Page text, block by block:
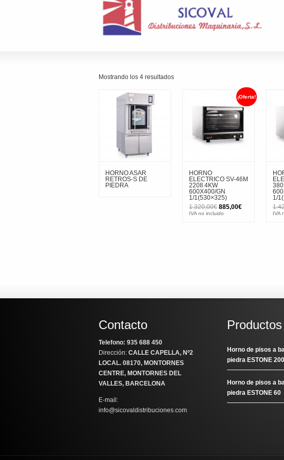
Mostrando los 4 resultados
HORNO ASAR
RETROS-S DE
PIEDRA
¡Oferta!
HORNO
ELECTRICO SV-46M
220II 4KW
600X400/GN
1/1(530×325)
1.320,00€ El
precio
885,00€El
IVA no incluido
1/
IVA
Contacto
Telefono: 935 688 450
Dirección: CALLE CAPELLA, Nº2
LOCAL. 08170, MONTORNES
CENTRE, MONTORNES DEL
VALLES, BARCELONA
E-mail:
info@sicovaldistribuciones.com
Productos
Horno de pisos a
piedra ESTONE 200
Horno de pisos a
piedra ESTONE 60